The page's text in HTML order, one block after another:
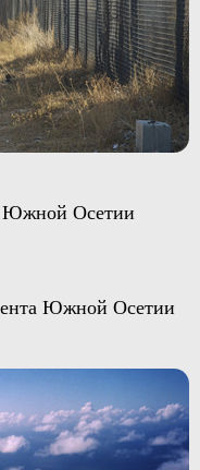
Южной Осетии
Южной Осетии